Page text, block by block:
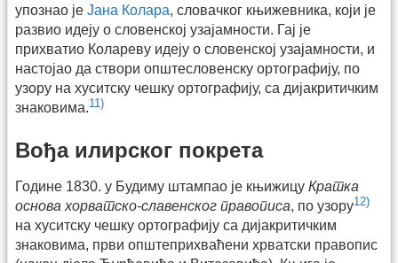
упознао је Јана Колара, словачког књижевника, који је
развио идеју о словенској узајамности. Гај је
прихватио Колареву идеју о словенској узајамности, и
настојао да створи општесловенску ортографију, по
узору на хуситску чешку ортографију, са дијакритичким
знаковима.11)
Вођа илирског покрета
Године 1830. у Будиму штампао је књижицу Кратка
основа хорватско-славенског правописа, по узору12)
на хуситску чешку ортографију са дијакритичким
знаковима, први општеприхваћени хрватски правопис